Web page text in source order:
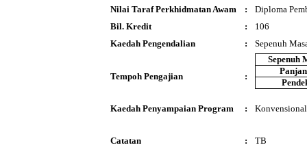
Nilai Taraf Perkhidmatan Awam
:
Diploma
Bil. Kredit
:
106
Kaedah Pengendalian
: Sepenuh
Tempoh Pengajian :
Sepenuh
Kaedah Penyampaian Program : Konvensional
Catatan : TB